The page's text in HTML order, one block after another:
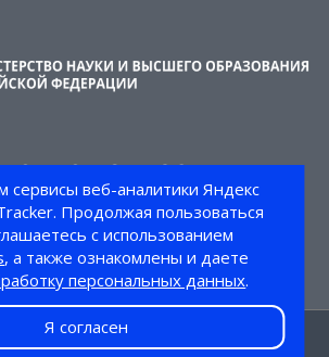
сервисы веб-аналитики Яндекс
Продолжая пользоваться
с использованием
, а также ознакомлены и даете
персональных данных.
Я согласен